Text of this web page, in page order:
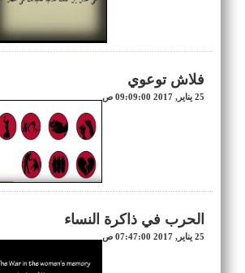
فلاش توعوي
25 يناير, 2017 09:09:00 ص
الحرب في ذاكرة النساء
25 يناير, 2017 07:47:00 ص